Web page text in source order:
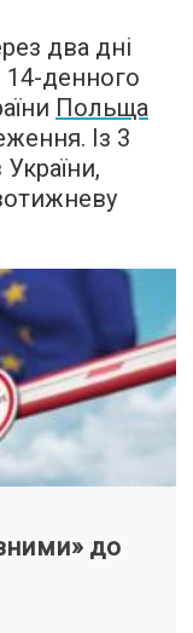
два дні
14-денного
Польща
Із 3
до